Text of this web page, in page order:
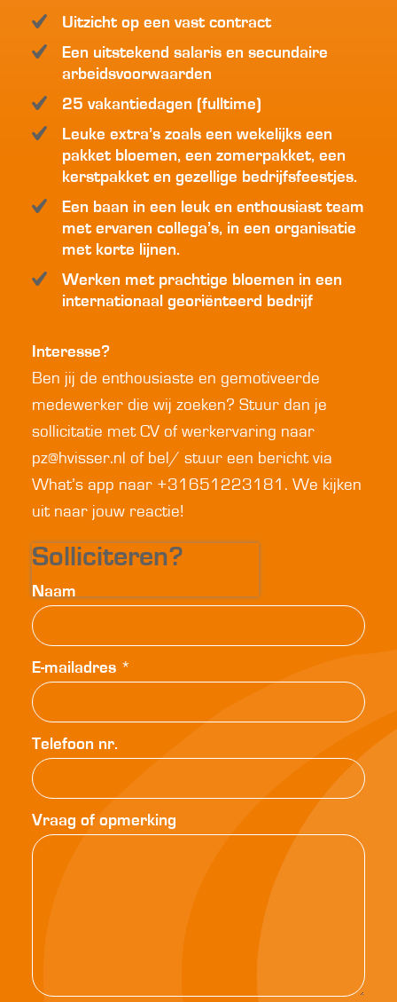
Uitzicht op een vast contract
Een uitstekend salaris en secundaire
arbeidsvoorwaarden
25 vakantiedagen (fulltime)
Leuke extra’s zoals een wekelijks een
pakket bloemen, een zomerpakket, een
kerstpakket en gezellige bedrijfsfeestjes.
Een baan in een leuk en enthousiast team
met ervaren collega’s, in een organisatie
met korte lijnen.
Werken met prachtige bloemen in een
internationaal georiënteerd bedrijf
Interesse?
Ben jij de enthousiaste en gemotiveerde
medewerker die wij zoeken? Stuur dan je
sollicitatie met CV of werkervaring naar
pz@hvisser.nl of bel/ stuur een bericht via
What’s app naar +31651223181. We kijken
uit naar jouw reactie!
Solliciteren?
Naam
E-mailadres *
Telefoon nr.
Vraag of opmerking